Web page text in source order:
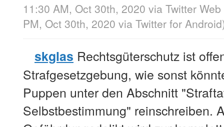
11:30 AM, Oct 30th, 2020 via Twitter
PM, Oct 30th, 2020 via Twitter for Android
skglas Rechtsgüterschutz ist
Strafgesetzgebung, wie sonst
Puppen unter den Abschnitt
Selbstbestimmung" reinschreiben.